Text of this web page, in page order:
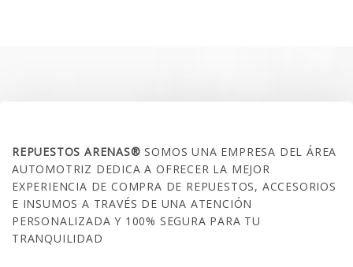
REPUESTOS ARENAS®SOMOS UNA EMPRESA DEL ÁREA
AUTOMOTRIZ DEDICA A OFRECER LA MEJOR
EXPERIENCIA DE COMPRA DE REPUESTOS, ACCESORIOS
E INSUMOS A TRAVÉS DE UNA ATENCIÓN
PERSONALIZADA Y 100% SEGURA PARA TU
TRANQUILIDAD